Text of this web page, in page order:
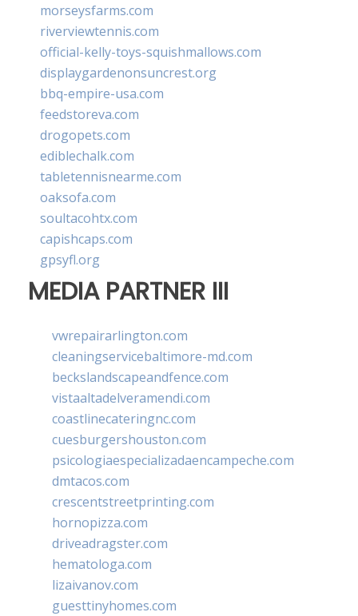
morseysfarms.com
riverviewtennis.com
official-kelly-toys-squishmallows.com
displaygardenonsuncrest.org
bbq-empire-usa.com
feedstoreva.com
drogopets.com
ediblechalk.com
tabletennisnearme.com
oaksofa.com
soultacohtx.com
capishcaps.com
gpsyfl.org
MEDIA PARTNER III
vwrepairarlington.com
cleaningservicebaltimore-md.com
beckslandscapeandfence.com
vistaaltadelveramendi.com
coastlinecateringnc.com
cuesburgershouston.com
psicologiaespecializadaencampeche.com
dmtacos.com
crescentstreetprinting.com
hornopizza.com
driveadragster.com
hematologa.com
lizaivanov.com
guesttinyhomes.com